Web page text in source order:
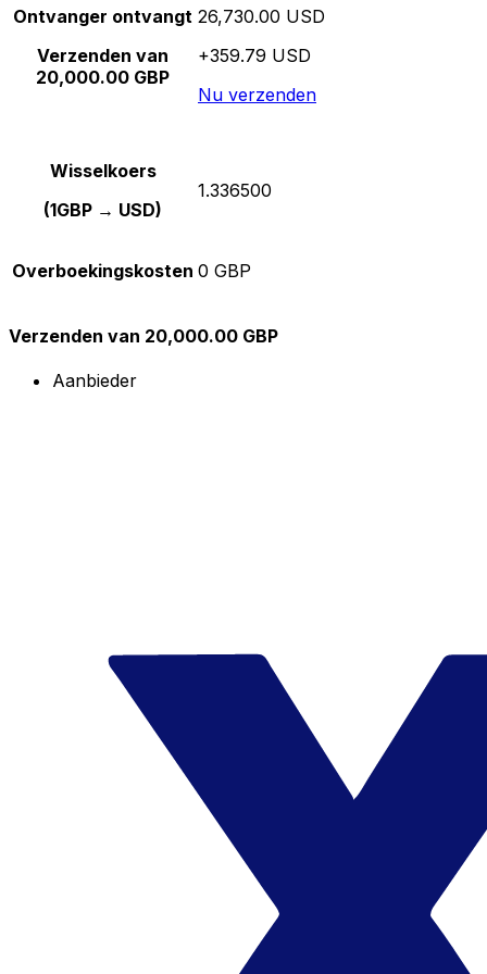
Ontvanger ontvangt
Verzenden van
20,000.00 GBP
26,730.00 USD
+359.79 USD
Nu verzenden
Wisselkoers
(1GBP → USD)
1.336500
Overboekingskosten 0 GBP
Verzenden van 20,000.00 GBP
Aanbieder